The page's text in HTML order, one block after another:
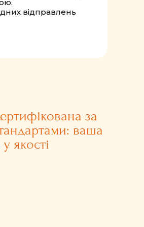
відправлень
за
ваша
якості